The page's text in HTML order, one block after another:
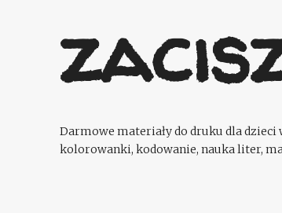
Darmowe materiały do druku dla dzieci
kolorowanki, kodowanie, nauka liter,